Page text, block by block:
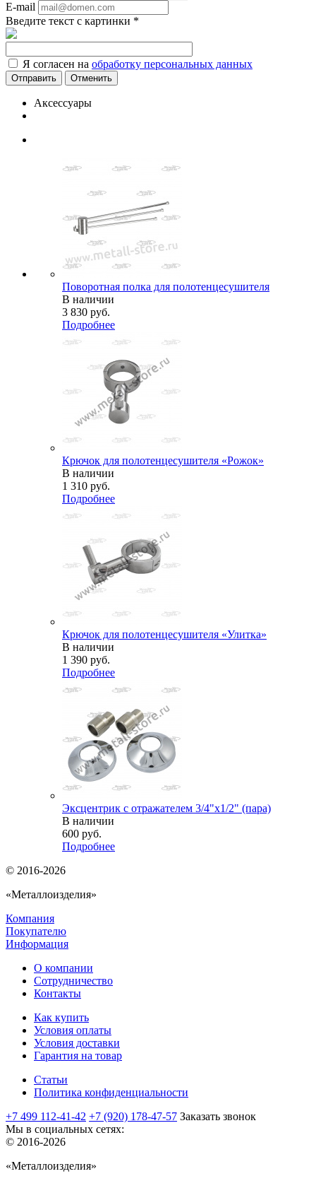
E-mail
Введите текст с картинки *
Я согласен на обработку персональных данных
Отменить
Аксессуары
Поворотная полка для полотенцесушителя
В наличии
3 830 руб.
Подробнее
Крючок для полотенцесушителя «Рожок»
В наличии
1 310 руб.
Подробнее
Крючок для полотенцесушителя «Улитка»
В наличии
1 390 руб.
Подробнее
Эксцентрик с отражателем 3/4"х1/2" (пара)
В наличии
600 руб.
Подробнее
© 2016-2026
«Металлоизделия»
Компания
Покупателю
Информация
О компании
Сотрудничество
Контакты
Как купить
Условия оплаты
Условия доставки
Гарантия на товар
Статьи
Политика конфиденциальности
+7 499 112-41-42 +7 (920) 178-47-57 Заказать звонок
Мы в социальных сетях:
© 2016-2026
«Металлоизделия»